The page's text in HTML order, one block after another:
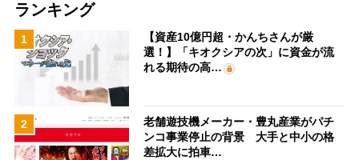
ランキング
1
【資産10億円超・かんちさんが厳
選！】「キオクシアの次」に資金が流
れる期待の高…
2
老舗遊技機メーカー・豊丸産業がパチ
ンコ事業停止の背景 大手と中小の格
差拡大に拍車…